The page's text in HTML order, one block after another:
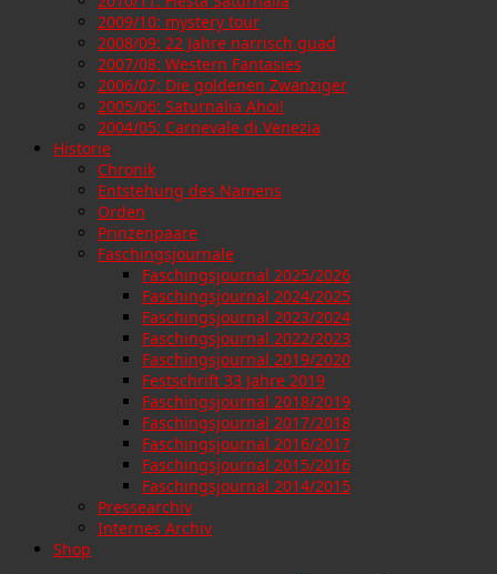
2009/10: mystery tour
2008/09: 22 Jahre narrisch guad
2007/08: Western Fantasies
2006/07: Die goldenen Zwanziger
2005/06: Saturnalia Ahoi!
2004/05: Carnevale di Venezia
Historie
Chronik
Entstehung des Namens
Orden
Prinzenpaare
Faschingsjournale
Faschingsjournal 2025/2026
Faschingsjournal 2024/2025
Faschingsjournal 2023/2024
Faschingsjournal 2022/2023
Faschingsjournal 2019/2020
Festschrift 33 Jahre 2019
Faschingsjournal 2018/2019
Faschingsjournal 2017/2018
Faschingsjournal 2016/2017
Faschingsjournal 2015/2016
Faschingsjournal 2014/2015
Pressearchiv
Internes Archiv
Shop